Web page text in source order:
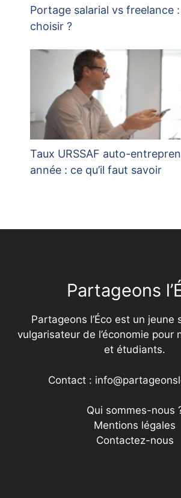
Portage salarial vs freelance
choisir ?
Taux URSSAF auto-
année : ce qu’il faut savoir
Partageons
Partageons l’Éco est un jeune
vulgarisateur de l’économie pour
et étudiants.
Contact :
Qui sommes-nous
Mentions légales
Contactez-nous